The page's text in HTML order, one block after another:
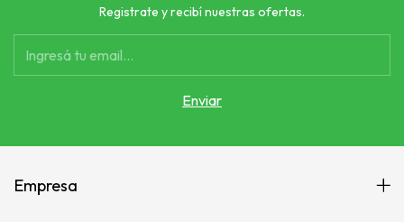
Registrate y recibí nuestras ofertas.
Empresa